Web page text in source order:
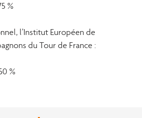
%
l’Institut Européen de
du Tour de France :
%